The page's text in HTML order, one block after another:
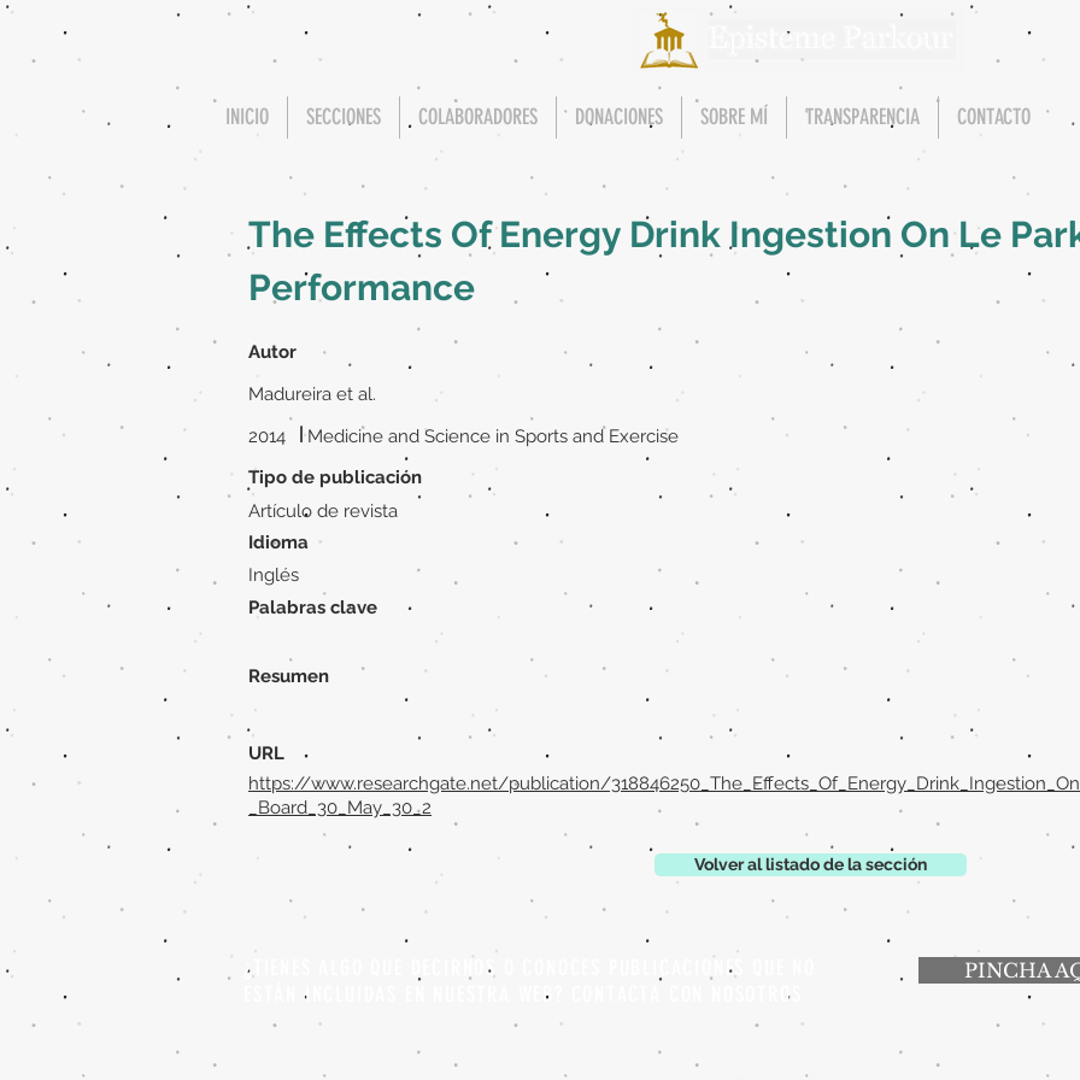
INICIO SECCIONES COLABORADORES DONACIONES SOBRE MÍ TRANSPARENCIA CONTACTO
The Effects Of Energy Drink Ingestion On Le
Performance
Autor
Madureira et al.
2014
| Medicine and Science in Sports and Exercise
Tipo de publicación
Artículo de revista
Idioma
Inglés
Palabras clave
Resumen
URL
https://www.researchgate.net/publication/
_Board_30_May_30_2
Volver al listado de la sección
¿TIENES ALGO QUE DECIRNOS O CONOCES PUBLICACIONES QUE NO
ESTÁN INCLUIDAS EN NUESTRA WEB? CONTACTA CON NOSOTROS
PINCHA